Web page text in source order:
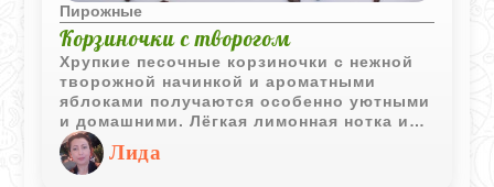
Пирожные
Корзиночки с творогом
Хрупкие песочные корзиночки с нежной
творожной начинкой и ароматными
яблоками получаются особенно уютными
и домашними. Лёгкая лимонная нотка и
корица делают вкус ярче и насыщеннее.
Лида